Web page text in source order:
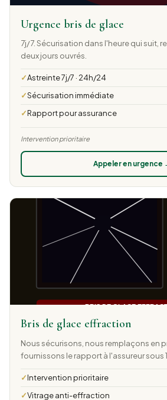
Urgence bris de glace
7j/7. Sécurisation dans l'heure qui suit,
deux jours ouvrés.
Astreinte 7j/7 · 24h/24
Sécurisation immédiate
Rapport pour assurance
Intervention prioritaire
Appeler en urgence
Bris de glace effraction
Nous sécurisons, nous remplaçons en
fournissons le rapport à l'assureur sous
Intervention prioritaire
Vitrage anti-effraction